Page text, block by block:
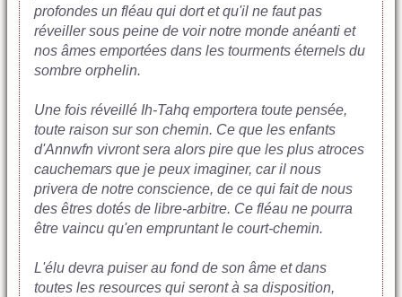
profondes un fléau qui dort et qu'il ne faut pas
réveiller sous peine de voir notre monde anéanti et
nos âmes emportées dans les tourments éternels du
sombre orphelin.
Une fois réveillé Ih-Tahq emportera toute pensée,
toute raison sur son chemin. Ce que les enfants
d'Annwfn vivront sera alors pire que les plus atroces
cauchemars que je peux imaginer, car il nous
privera de notre conscience, de ce qui fait de nous
des êtres dotés de libre-arbitre. Ce fléau ne pourra
être vaincu qu'en empruntant le court-chemin.
L'élu devra puiser au fond de son âme et dans
toutes les resources qui seront à sa disposition,